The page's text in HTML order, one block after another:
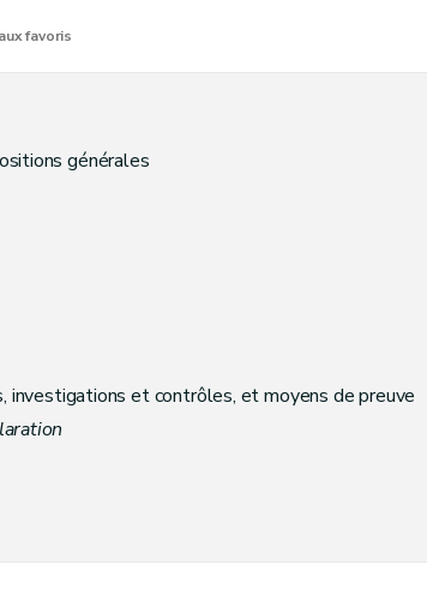
favoris
générales
investigations et contrôles, et moyens de preuve